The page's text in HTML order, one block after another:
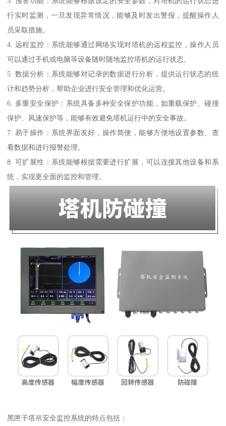
行实时监测，一旦发现异常情况，能够及时发出警报，提醒操作人
员采取措施。
4. 远程监控：系统能够通过网络实现对塔机的远程监控，操作人员
可以通过手机或电脑等设备随时随地监控塔机的运行状态。
5. 数据分析：系统能够对记录的数据进行分析，提供运行状态的统
计和趋势分析，帮助企业进行安全管理和优化运营。
6. 多重安全保护：系统具备多种安全保护功能，如重载保护、碰撞
保护、风速保护等，能够有效避免塔机运行中的安全事故。
7. 易于操作：系统界面友好，操作简便，能够方便地设置参数、查
看数据和进行报警处理。
8. 可扩展性：系统能够根据需要进行扩展，可以连接其他设备和系
统，实现更全面的监控和管理。
黑匣子塔吊安全监控系统的特点包括：